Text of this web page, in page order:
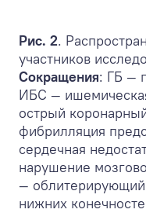
Рис. 2.
участников
Сокращения: ГБ —
ИБС —
острый
фибрилляция
сердечная
нарушение
— облитерирующий
нижних